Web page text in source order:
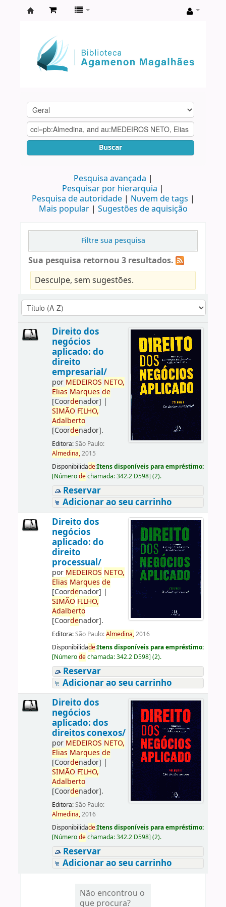
Agamenon
Magalhães
Buscar
Pesquisa avançada
Pesquisar por hierarquia
Pesquisa de autoridade
Nuvem de tags
Mais popular
Sugestões de aquisição
Filtre sua pesquisa
Sua pesquisa retornou 3 resultados.
Desculpe, sem sugestões.
Direito dos
negócios
aplicado: do
direito
empresarial/
por MEDEIROS NETO,
Elias Marques de
[Coordenador] |
SIMÃO FILHO,
Adalberto
[Coordenador].
Editora:São Paulo:
Almedina,2015
Disponibilidade:Itens disponíveis para empréstimo:
[Númerodechamada:342.2 D598] (2).
Reservar
Adicionar ao seu carrinho
Direito dos
negócios
aplicado: do
direito
processual/
por MEDEIROS NETO,
Elias Marques de
[Coordenador] |
SIMÃO FILHO,
Adalberto
[Coordenador].
Editora:São Paulo:Almedina,2016
Disponibilidade:Itens disponíveis para empréstimo:
[Númerodechamada:342.2 D598] (2).
Reservar
Adicionar ao seu carrinho
Direito dos
negócios
aplicado: dos
direitos conexos/
por MEDEIROS NETO,
Elias Marques de
[Coordenador] |
SIMÃO FILHO,
Adalberto
[Coordenador].
Editora:São Paulo:
Almedina,2016
Disponibilidade:Itens disponíveis para empréstimo:
[Númerodechamada:342.2 D598] (2).
Reservar
Adicionar ao seu carrinho
Não encontrou o
que procura?